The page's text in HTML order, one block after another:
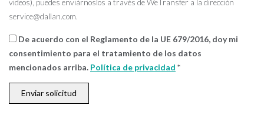
videos), puedes enviárnoslos a través de WeTransfer a la dirección
service@dallan.com.
De acuerdo con el Reglamento de la UE 679/2016, doy mi
consentimiento para el tratamiento de los datos
mencionados arriba. Política de privacidad *